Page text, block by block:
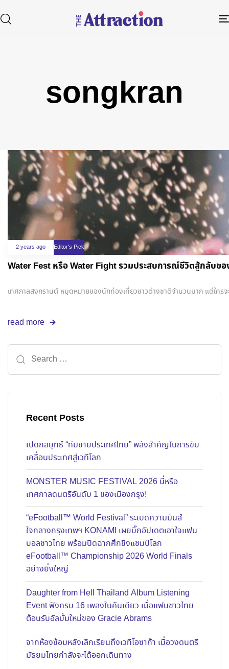
Type and hit entersongkran
2 years ago Editor's Pick
Water Fest หรือ Water Fight รวมประสบการณ์ชีวิตสู้กลับขอ
เทศกาลสงกรานต์ หมุดหมายของนักท่องเที่ยวชาวต่างชาติจำนวนมาก แต่ใ
read more
Recent Posts
เปิดกลยุทธ์ “ทีมขายประเทศไทย” พลังสำคัญในการขับ
เคลื่อนประเทศสู่เวทีโลก
MONSTER MUSIC FESTIVAL 2026 นี่หรือ
เทศกาลดนตรีอันดับ 1 ของเมืองกรุง!
“eFootball™ World Festival” ระเบิดความมันส์
ใจกลางกรุงเทพฯ KONAMI เผยบิ๊กอัปเดตเอาใจแฟน
บอลชาวไทย พร้อมปิดฉากศึกชิงแชมป์โลก
eFootball™ Championship 2026 World Finals
อย่างยิ่งใหญ่
Daughter from Hell Thailand Album Listening
Event ฟังครบ 16 เพลงในคืนเดียว เมื่อแฟนชาวไทย
ต้อนรับอัลบั้มใหม่ของ Gracie Abrams
จากห้องซ้อมหลังเลิกเรียนถึงเวทีโอซาก้า เมื่อวงดนตรี
มัธยมไทยกำลังจะได้ออกเดินทาง